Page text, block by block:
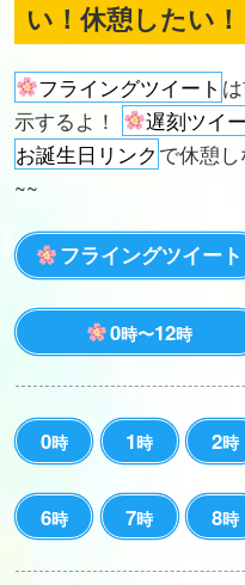
い！休憩したい！
フライングツイート
示するよ！
遅刻ツイ
お誕生日リンク で休憩
~~
フライングツイート
0時〜12時
0時 1時 2時
6時 7時 8時